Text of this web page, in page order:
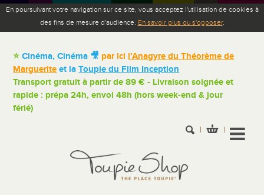
En poursuivant votre navigation sur ce site, vous acceptez l'utilisation de cookies à
des fins de mesure d'audience. En savoir plus ou s'opposer.
⭐Cinéma, Cinéma 🎥 par ici l’Anagyre du Théorème de
Marguerite et laToupie du Film Inception
Transport gratuit à partir de 89 € - Livraison soignée et
rapide : prépa 24h, envoi 48h (hors week-end & jour
férié)